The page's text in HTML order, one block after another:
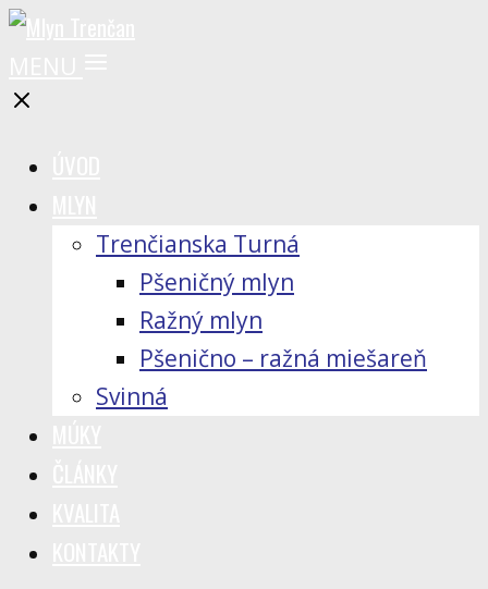
Trenčianska Turná
Pšeničný mlyn
Ražný mlyn
Pšenično – ražná miešareň
Svinná